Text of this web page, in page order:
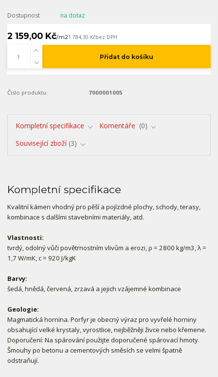
Dostupnost na dotaz
2 159,00 Kč/m21 784,30 Kčbez DPH
Přidat do košíku
Číslo produktu: 7000001005
Kompletní specifikace Komentáře
0
Související zboží 3
Kompletní specifikace
Kvalitní kámen vhodný pro pěší a pojízdné plochy, schody, terasy,
kombinace s dalšími stavebními materiály, atd.
Vlastnosti:
tvrdý, odolný vůči povětrnostním vlivům a erozi, ρ = 2800 kg/m3, λ =
1,7 W/mK, c = 920 J/kgK
Barvy:
šedá, hnědá, červená, zrzavá a jejich vzájemné kombinace
Geologie:
Magmatická hornina. Porfyr je obecný výraz pro vyvřelé horniny
obsahující velké krystaly, vyrostlice, nejběžněji živce nebo křemene.
Doporučení: Na spárování použijte doporučené spárovací hmoty.
Šmouhy po betonu a cementových směsích se velmi špatně
odstraňují.